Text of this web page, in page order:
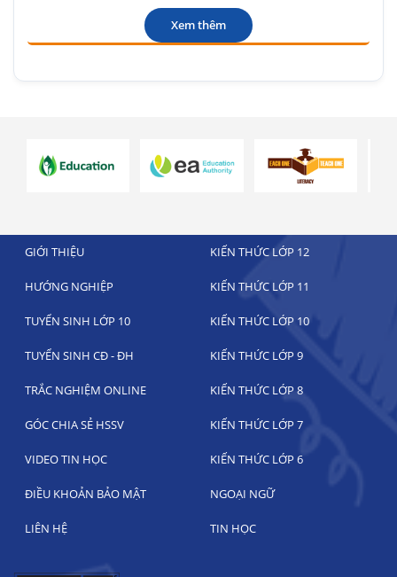
Xem thêm
GIỚI THIỆU KIẾN THỨC LỚP 12
HƯỚNG NGHIỆP KIẾN THỨC LỚP 11
TUYỂN SINH LỚP 10 KIẾN THỨC LỚP 10
TUYỂN SINH CĐ - ĐH KIẾN THỨC LỚP 9
TRẮC NGHIỆM ONLINE KIẾN THỨC LỚP 8
GÓC CHIA SẺ HSSV KIẾN THỨC LỚP 7
VIDEO TIN HỌC KIẾN THỨC LỚP 6
ĐIỀU KHOẢN BẢO MẬT NGOẠI NGỮ
LIÊN HỆ TIN HỌC